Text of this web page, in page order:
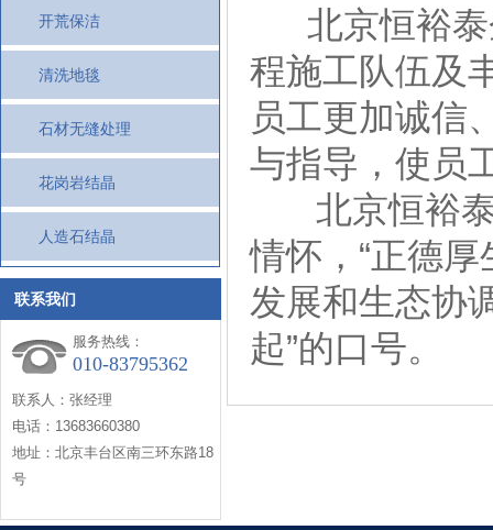
开荒保洁
清洗地毯
石材无缝处理
花岗岩结晶
人造石结晶
联系我们
服务热线：
010-83795362
联系人：张经理
电话：13683660380
地址：北京丰台区南三环东路18
号
北京恒裕泰
程施工队伍及
员工更加诚信
与指导，使员
北京恒裕泰
情怀，“正德
发展和生态协
起”的口号。